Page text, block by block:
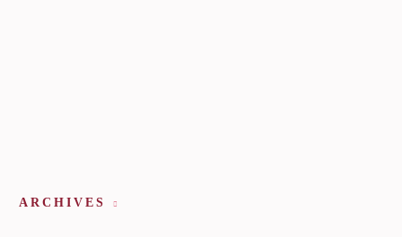
ARCHIVES